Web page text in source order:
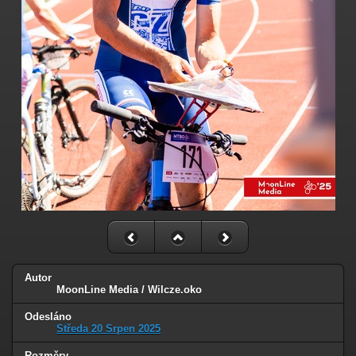
Autor
MoonLine Media / Wilcze.oko
Odesláno
Středa 20 Srpen 2025